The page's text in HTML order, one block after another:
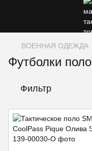
ВОЕННАЯ ОДЕЖДА
Футболки поло
Фильтр